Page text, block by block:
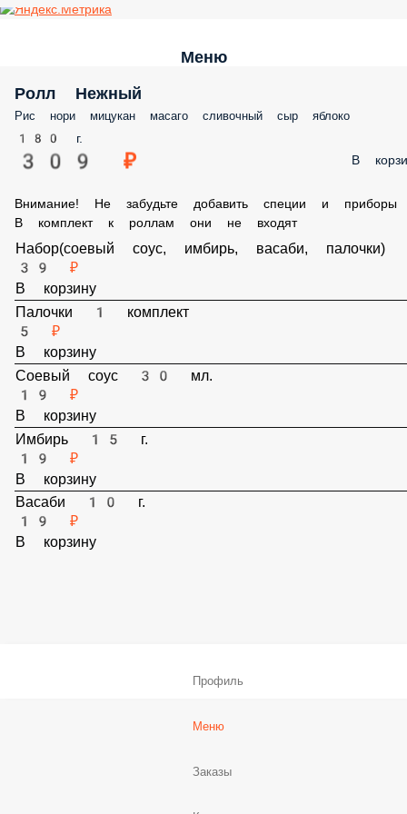
Меню
Ролл Нежный
Рис нори мицукан масаго сливочный сыр яблоко
180 г.
309 ₽
Внимание! Не забудьте добавить специи и приборы , В
комплект к роллам они не входят
Набор(соевый соус, имбирь, васаби, палочки)
39 ₽
В корзину
Палочки 1 комплект
5 ₽
В корзину
Соевый соус 30 мл.
19 ₽
В корзину
Имбирь 15 г.
19 ₽
В корзину